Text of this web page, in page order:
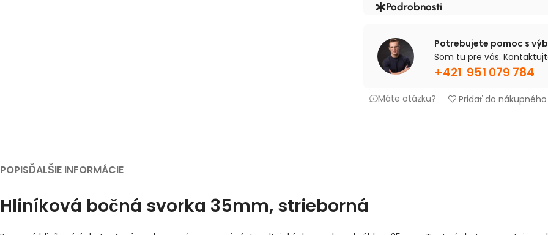
Podrobnosti
Potrebujete pomoc s
Som tu pre vás.
+421 951 079 784
Máte otázku? Pridať do
POPISĎALŠIE INFORMÁCIE
Hliníková bočná svorka 35mm, strieborná